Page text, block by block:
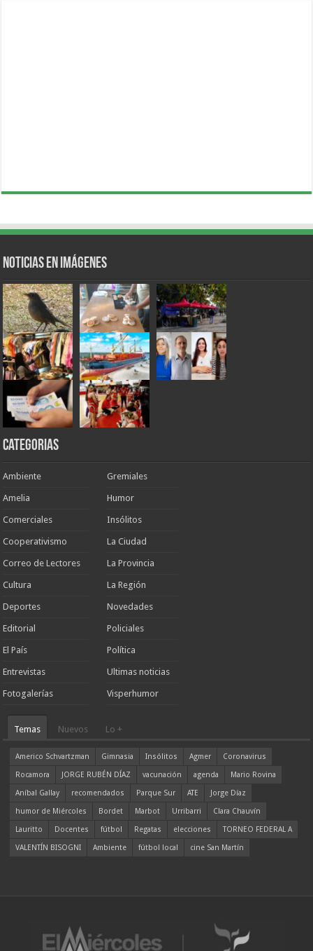
Noticias en Imágenes
Categorias
Ambiente
Amelia
Comerciales
Cooperativismo
Correo de Lectores
Cultura
Deportes
Editorial
El País
Entrevistas
Fotogalerías
Gremiales
Humor
Insólitos
La Ciudad
La Provincia
La Región
Novedades
Policiales
Política
Ultimas noticias
Visperhumor
Temas Nuevos Lo +
Americo Schvartzman Gimnasia Insólitos Agmer
Coronavirus
Rocamora
JORGE RUBÉN DÍAZ vacunación agenda
Mario Rovina
Aníbal Gallay
recomendados Parque Sur ATE
Jorge Díaz
humor de Miércoles
Bordet Marbot Urribarri
Clara Chauvín
Lauritto
Docentes fútbol Regatas elecciones
TORNEO FEDERAL A
VALENTÍN BISOGNI
Ambiente fútbol local cine San Martín